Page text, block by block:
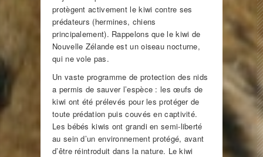
protègent activement le kiwi contre ses
prédateurs (hermines, chiens
principalement). Rappelons que le kiwi de
Nouvelle Zélande est un oiseau nocturne,
qui ne vole pas.
Un vaste programme de protection des nids
a permis de sauver l’espèce : les œufs de
kiwi ont été prélevés pour les protéger de
toute prédation puis couvés en captivité.
Les bébés kiwis ont grandi en semi-liberté
au sein d’un environnement protégé, avant
d’être réintroduit dans la nature. Le kiwi